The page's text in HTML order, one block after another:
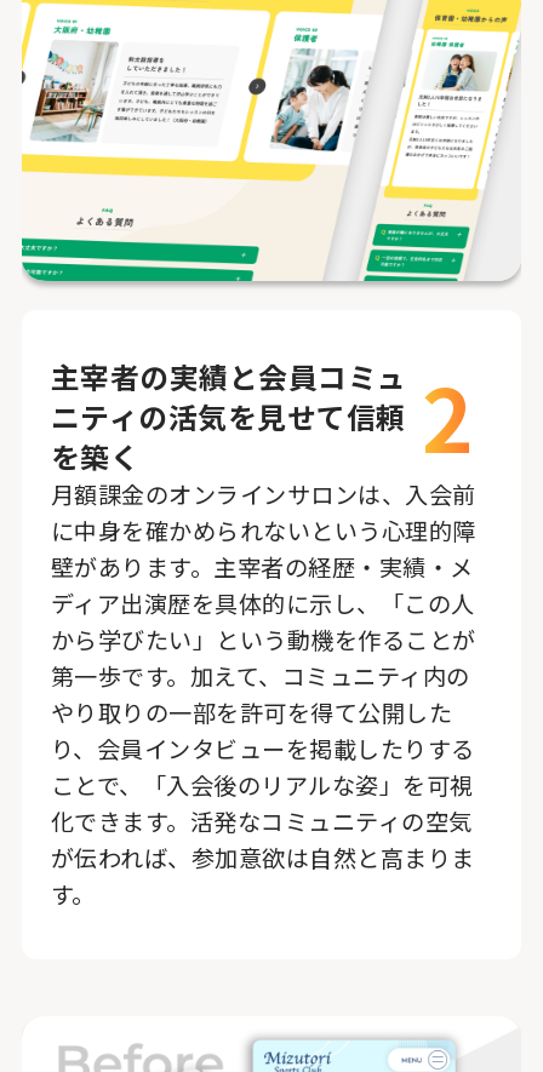
主宰者の実績と会員コミュ
ニティの活気を見せて信頼
を築く
2
月額課金のオンラインサロンは、入会前
に中身を確かめられないという心理的障
壁があります。主宰者の経歴・実績・メ
ディア出演歴を具体的に示し、「この人
から学びたい」という動機を作ることが
第一歩です。加えて、コミュニティ内の
やり取りの一部を許可を得て公開した
り、会員インタビューを掲載したりする
ことで、「入会後のリアルな姿」を可視
化できます。活発なコミュニティの空気
が伝われば、参加意欲は自然と高まりま
す。